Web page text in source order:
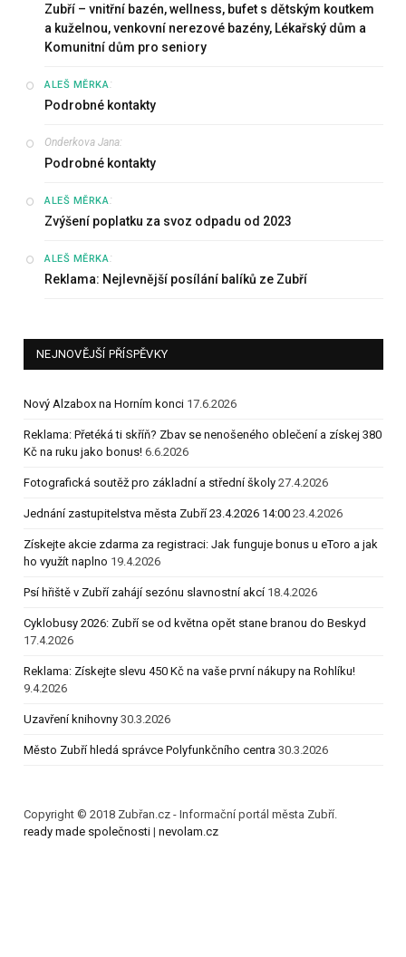
Zubří – vnitřní bazén, wellness, bufet s dětským koutkem
a kuželnou, venkovní nerezové bazény, Lékařský dům a
Komunitní dům pro seniory
ALEŠ MĚRKA:
Podrobné kontakty
Onderkova Jana:
Podrobné kontakty
ALEŠ MĚRKA:
Zvýšení poplatku za svoz odpadu od 2023
ALEŠ MĚRKA:
Reklama: Nejlevnější posílání balíků ze Zubří
NEJNOVĚJŠÍ PŘÍSPĚVKY
Nový Alzabox na Horním konci 17.6.2026
Reklama: Přetéká ti skříň? Zbav se nenošeného oblečení a získej 380
Kč na ruku jako bonus! 6.6.2026
Fotografická soutěž pro základní a střední školy 27.4.2026
Jednání zastupitelstva města Zubří 23.4.2026 14:00 23.4.2026
Získejte akcie zdarma za registraci: Jak funguje bonus u eToro a jak
ho využít naplno 19.4.2026
Psí hřiště v Zubří zahájí sezónu slavnostní akcí 18.4.2026
Cyklobusy 2026: Zubří se od května opět stane branou do Beskyd
17.4.2026
Reklama: Získejte slevu 450 Kč na vaše první nákupy na Rohlíku!
9.4.2026
Uzavření knihovny 30.3.2026
Město Zubří hledá správce Polyfunkčního centra 30.3.2026
Copyright © 2018 Zubřan.cz - Informační portál města Zubří.
ready made společnosti | nevolam.cz